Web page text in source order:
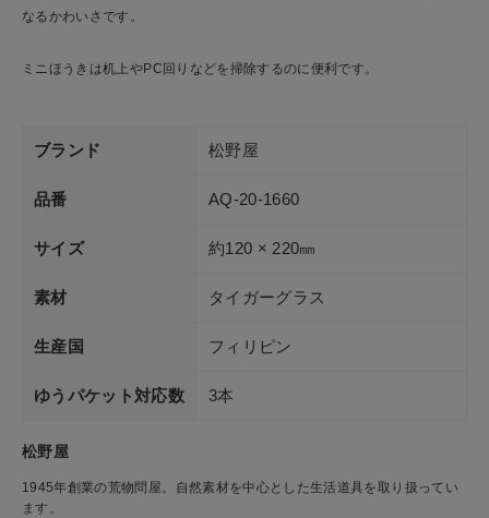
ショップリスト
なるかわいさです。
ミニほうきは机上やPC回りなどを掃除するのに便利です。
ブランド 松野屋
品番 AQ-20-1660
サイズ 約120 × 220㎜
素材 タイガーグラス
生産国 フィリピン
ゆうパケット対応数 3本
松野屋
1945年創業の荒物問屋。自然素材を中心とした生活道具を取り扱ってい
ます。